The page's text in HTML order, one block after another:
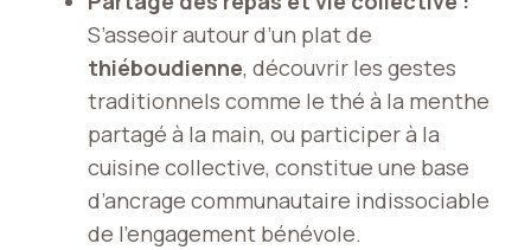
S’asseoir autour d’un plat de
thiéboudienne, découvrir les gestes
traditionnels comme le thé à la menthe
partagé à la main, ou participer à la
cuisine collective, constitue une base
d’ancrage communautaire indissociable
de l’engagement bénévole.